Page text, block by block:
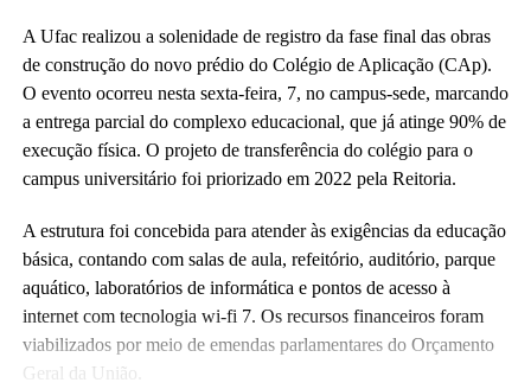
A Ufac realizou a solenidade de registro da fase final das obras
de construção do novo prédio do Colégio de Aplicação (CAp).
O evento ocorreu nesta sexta-feira, 7, no campus-sede, marcando
a entrega parcial do complexo educacional, que já atinge 90% de
execução física. O projeto de transferência do colégio para o
campus universitário foi priorizado em 2022 pela Reitoria.
A estrutura foi concebida para atender às exigências da educação
básica, contando com salas de aula, refeitório, auditório, parque
aquático, laboratórios de informática e pontos de acesso à
internet com tecnologia wi-fi 7. Os recursos financeiros foram
viabilizados por meio de emendas parlamentares do Orçamento
Geral da União.